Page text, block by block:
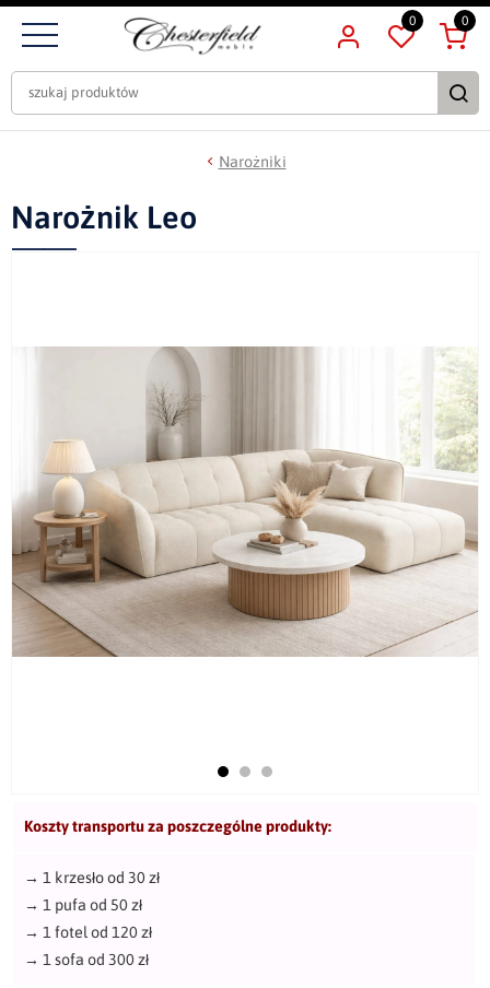
0 0
Narożniki
Narożnik Leo
Koszty transportu za poszczególne produkty:
→ 1 krzesło od 30 zł
→ 1 pufa od 50 zł
→ 1 fotel od 120 zł
→ 1 sofa od 300 zł